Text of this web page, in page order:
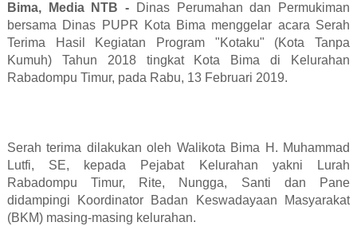
Bima, Media NTB - Dinas Perumahan dan Permukiman
bersama Dinas PUPR Kota Bima menggelar acara Serah
Terima Hasil Kegiatan Program "Kotaku" (Kota Tanpa
Kumuh) Tahun 2018 tingkat Kota Bima di Kelurahan
Rabadompu Timur, pada Rabu, 13 Februari 2019.
Serah terima dilakukan oleh Walikota Bima H. Muhammad
Lutfi, SE, kepada Pejabat Kelurahan yakni Lurah
Rabadompu Timur, Rite, Nungga, Santi dan Pane
didampingi Koordinator Badan Keswadayaan Masyarakat
(BKM) masing-masing kelurahan.